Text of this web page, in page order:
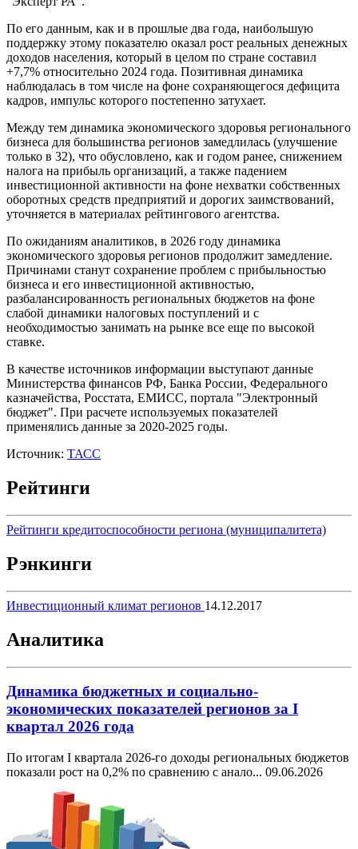
По его данным, как и в прошлые два года, наибольшую
поддержку этому показателю оказал рост реальных денежных
доходов населения, который в целом по стране составил
+7,7% относительно 2024 года. Позитивная динамика
наблюдалась в том числе на фоне сохраняющегося дефицита
кадров, импульс которого постепенно затухает.
Между тем динамика экономического здоровья регионального
бизнеса для большинства регионов замедлилась (улучшение
только в 32), что обусловлено, как и годом ранее, снижением
налога на прибыль организаций, а также падением
инвестиционной активности на фоне нехватки собственных
оборотных средств предприятий и дорогих заимствований,
уточняется в материалах рейтингового агентства.
По ожиданиям аналитиков, в 2026 году динамика
экономического здоровья регионов продолжит замедление.
Причинами станут сохранение проблем с прибыльностью
бизнеса и его инвестиционной активностью,
разбалансированность региональных бюджетов на фоне
слабой динамики налоговых поступлений и с
необходимостью занимать на рынке все еще по высокой
ставке.
В качестве источников информации выступают данные
Министерства финансов РФ, Банка России, Федерального
казначейства, Росстата, ЕМИСС, портала "Электронный
бюджет". При расчете используемых показателей
применялись данные за 2020-2025 годы.
Источник: ТАСС
Рейтинги
Рейтинги кредитоспособности региона (муниципалитета)
Рэнкинги
Инвестиционный климат регионов 14.12.2017
Аналитика
Динамика бюджетных и социально-
экономических показателей регионов за I
квартал 2026 года
По итогам I квартала 2026-го доходы региональных бюджетов
показали рост на 0,2% по сравнению с анало... 09.06.2026